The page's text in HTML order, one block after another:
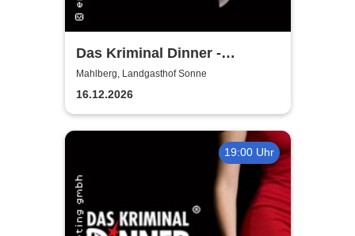
Das Kriminal Dinner -
Hauptkommissar Schröder
ermittelt
Mahlberg, Landgasthof Sonne
16.12.2026
19:00 Uhr